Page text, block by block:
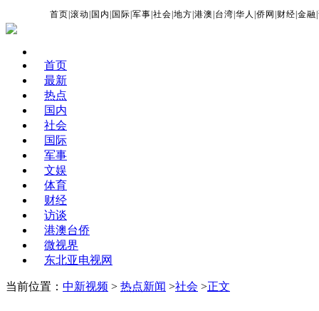
首页 |滚动 国内 国际 |军事 |社会 |地方 |港澳 台湾 |华人 |侨网 财经 |金融 |
首页
最新
热点
国内
社会
国际
军事
文娱
体育
财经
访谈
港澳台侨
微视界
东北亚电视网
当前位置： 中新视频 > 热点新闻 >社会 >正文